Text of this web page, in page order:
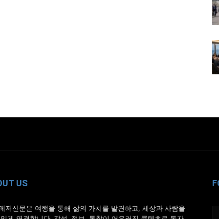
US
저신문은 여행을 통해 삶의 가치를 발견하고, 세상과 사람을